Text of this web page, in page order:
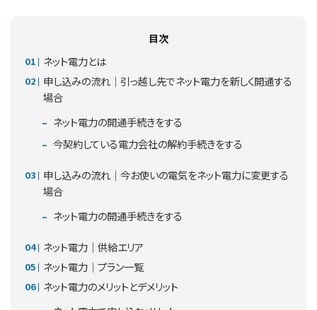
目次
ネット電力とは
申し込みの流れ｜引っ越し先でネット電力を新しく開通する
場合
ネット電力の開通手続きをする
今契約している電力会社の解約手続きをする
申し込みの流れ｜今お使いの電気をネット電力に変更する
場合
ネット電力の開通手続きをする
ネット電力｜供給エリア
ネット電力｜プラン一覧
ネット電力のメリットとデメリット